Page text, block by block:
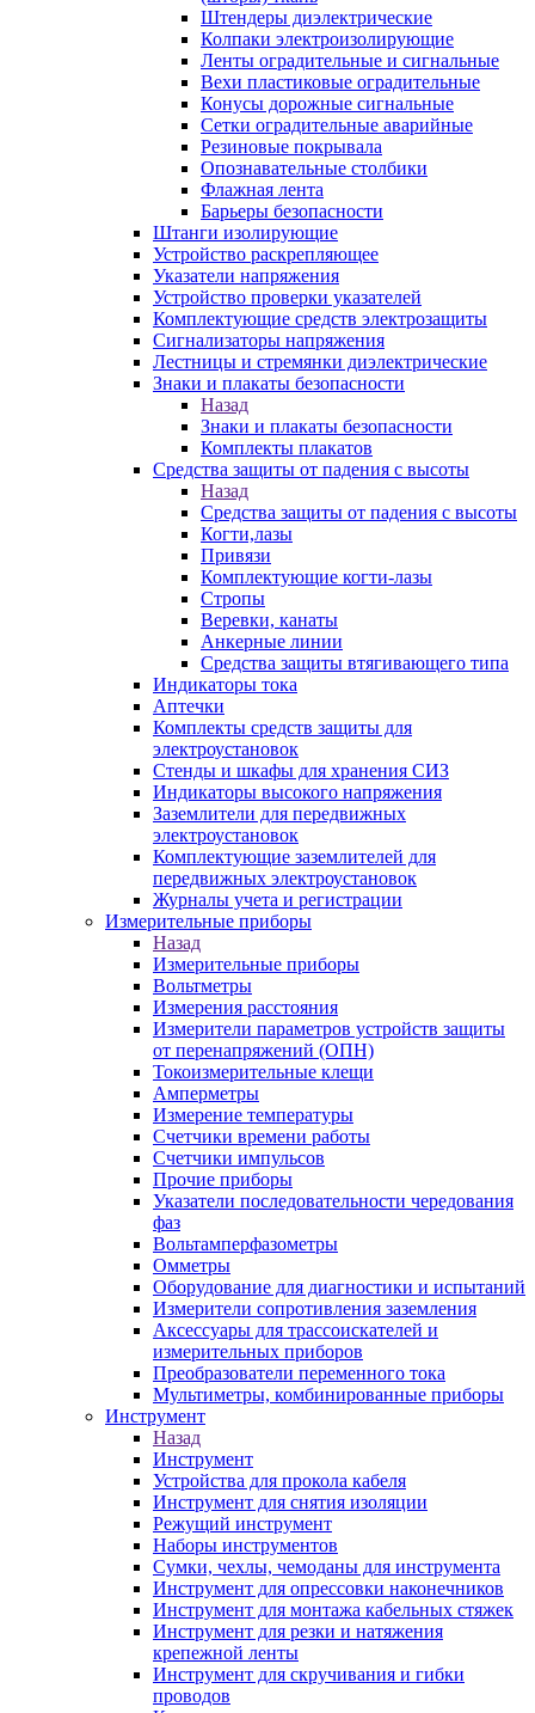
Штендеры диэлектрические
Колпаки электроизолирующие
Ленты оградительные и сигнальные
Вехи пластиковые оградительные
Конусы дорожные сигнальные
Сетки оградительные аварийные
Резиновые покрывала
Опознавательные столбики
Флажная лента
Барьеры безопасности
Штанги изолирующие
Устройство раскрепляющее
Указатели напряжения
Устройство проверки указателей
Комплектующие средств электрозащиты
Сигнализаторы напряжения
Лестницы и стремянки диэлектрические
Знаки и плакаты безопасности
Назад
Знаки и плакаты безопасности
Комплекты плакатов
Средства защиты от падения с высоты
Назад
Средства защиты от падения с высоты
Когти,лазы
Привязи
Комплектующие когти-лазы
Стропы
Веревки, канаты
Анкерные линии
Средства защиты втягивающего типа
Индикаторы тока
Аптечки
Комплекты средств защиты для
электроустановок
Стенды и шкафы для хранения СИЗ
Индикаторы высокого напряжения
Заземлители для передвижных
электроустановок
Комплектующие заземлителей для
передвижных электроустановок
Журналы учета и регистрации
Измерительные приборы
Назад
Измерительные приборы
Вольтметры
Измерения расстояния
Измерители параметров устройств защиты
от перенапряжений (ОПН)
Токоизмерительные клещи
Амперметры
Измерение температуры
Счетчики времени работы
Счетчики импульсов
Прочие приборы
Указатели последовательности чередования
фаз
Вольтамперфазометры
Омметры
Оборудование для диагностики и испытаний
Измерители сопротивления заземления
Аксессуары для трассоискателей и
измерительных приборов
Преобразователи переменного тока
Мультиметры, комбинированные приборы
Инструмент
Назад
Инструмент
Устройства для прокола кабеля
Инструмент для снятия изоляции
Режущий инструмент
Наборы инструментов
Сумки, чехлы, чемоданы для инструмента
Инструмент для опрессовки наконечников
Инструмент для монтажа кабельных стяжек
Инструмент для резки и натяжения
крепежной ленты
Инструмент для скручивания и гибки
проводов